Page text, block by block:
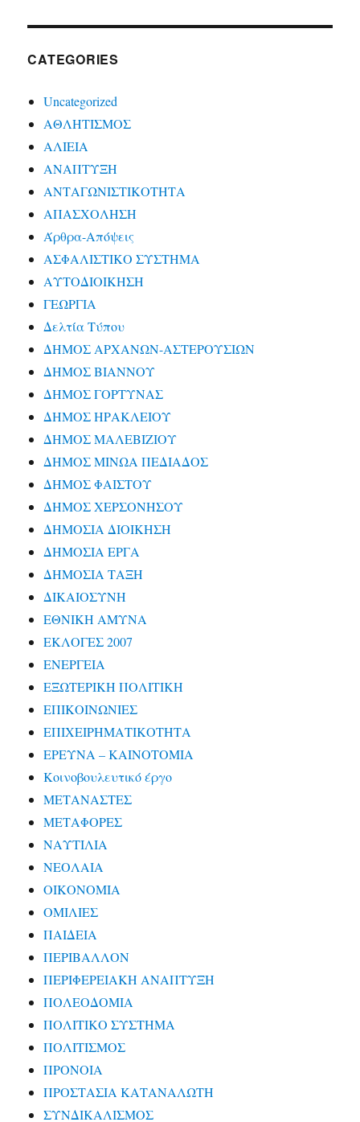
CATEGORIES
Uncategorized
ΑΘΛΗΤΙΣΜΟΣ
ΑΛΙΕΙΑ
ΑΝΑΠΤΥΞΗ
ΑΝΤΑΓΩΝΙΣΤΙΚΟΤΗΤΑ
ΑΠΑΣΧΟΛΗΣΗ
Άρθρα-Απόψεις
ΑΣΦΑΛΙΣΤΙΚΟ ΣΥΣΤΗΜΑ
ΑΥΤΟΔΙΟΙΚΗΣΗ
ΓΕΩΡΓΙΑ
Δελτία Τύπου
ΔΗΜΟΣ ΑΡΧΑΝΩΝ-ΑΣΤΕΡΟΥΣΙΩΝ
ΔΗΜΟΣ ΒΙΑΝΝΟΥ
ΔΗΜΟΣ ΓΟΡΤΥΝΑΣ
ΔΗΜΟΣ ΗΡΑΚΛΕΙΟΥ
ΔΗΜΟΣ ΜΑΛΕΒΙΖΙΟΥ
ΔΗΜΟΣ ΜΙΝΩΑ ΠΕΔΙΑΔΟΣ
ΔΗΜΟΣ ΦΑΙΣΤΟΥ
ΔΗΜΟΣ ΧΕΡΣΟΝΗΣΟΥ
ΔΗΜΟΣΙΑ ΔΙΟΙΚΗΣΗ
ΔΗΜΟΣΙΑ ΕΡΓΑ
ΔΗΜΟΣΙΑ ΤΑΞΗ
ΔΙΚΑΙΟΣΥΝΗ
ΕΘΝΙΚΗ ΑΜΥΝΑ
ΕΚΛΟΓΕΣ 2007
ΕΝΕΡΓΕΙΑ
ΕΞΩΤΕΡΙΚΗ ΠΟΛΙΤΙΚΗ
ΕΠΙΚΟΙΝΩΝΙΕΣ
ΕΠΙΧΕΙΡΗΜΑΤΙΚΟΤΗΤΑ
ΕΡΕΥΝΑ – ΚΑΙΝΟΤΟΜΙΑ
Κοινοβουλευτικό έργο
ΜΕΤΑΝΑΣΤΕΣ
ΜΕΤΑΦΟΡΕΣ
ΝΑΥΤΙΛΙΑ
ΝΕΟΛΑΙΑ
ΟΙΚΟΝΟΜΙΑ
ΟΜΙΛΙΕΣ
ΠΑΙΔΕΙΑ
ΠΕΡΙΒΑΛΛΟΝ
ΠΕΡΙΦΕΡΕΙΑΚΗ ΑΝΑΠΤΥΞΗ
ΠΟΛΕΟΔΟΜΙΑ
ΠΟΛΙΤΙΚΟ ΣΥΣΤΗΜΑ
ΠΟΛΙΤΙΣΜΟΣ
ΠΡΟΝΟΙΑ
ΠΡΟΣΤΑΣΙΑ ΚΑΤΑΝΑΛΩΤΗ
ΣΥΝΔΙΚΑΛΙΣΜΟΣ